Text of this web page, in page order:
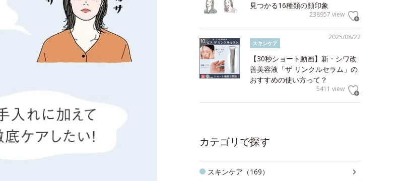
見つかる16種類の顔印象
238957 view
2025/08/22
スキンケア
【30秒ショート動画】新・シワ改
善美容液「ザ リンクルセラム」の
おすすめの使い方って？
5411 view
カテゴリで探す
スキンケア（169）